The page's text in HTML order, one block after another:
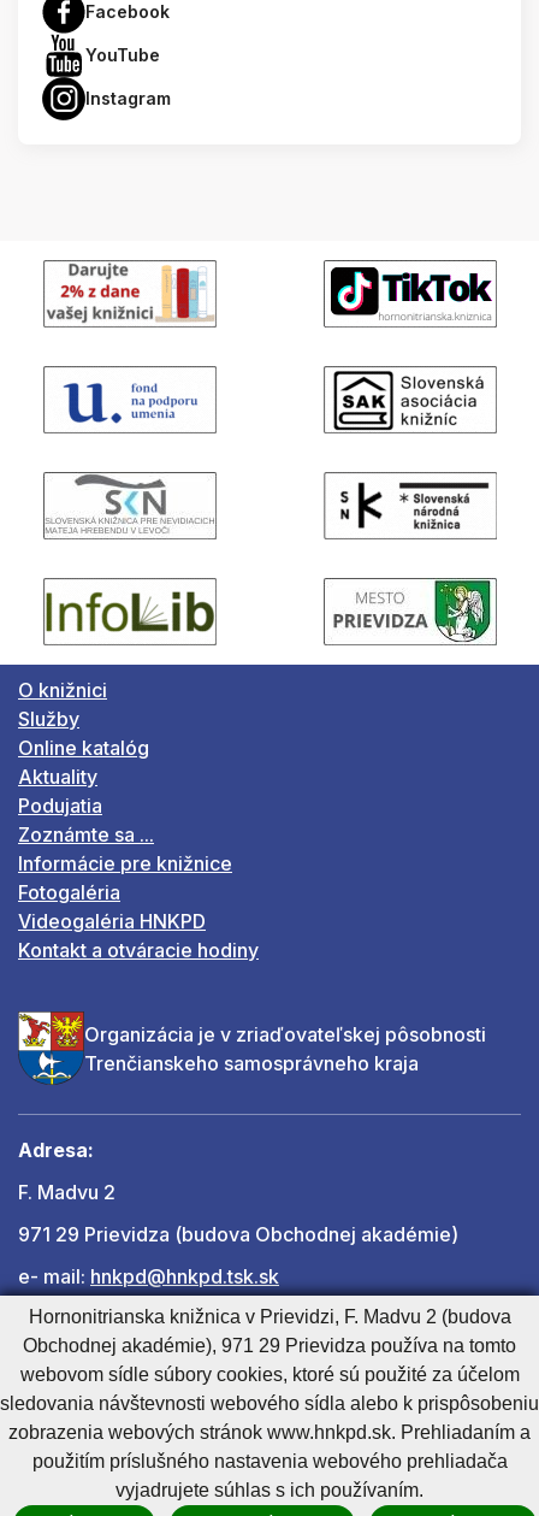
Facebook
YouTube
Instagram
O knižnici
Služby
Online katalóg
Aktuality
Podujatia
Zoznámte sa ...
Informácie pre knižnice
Fotogaléria
Videogaléria HNKPD
Kontakt a otváracie hodiny
Organizácia je v zriaďovateľskej pôsobnosti
Trenčianskeho samosprávneho kraja
Adresa:
F. Madvu 2
971 29 Prievidza (budova Obchodnej akadémie)
e- mail: hnkpd@hnkpd.tsk.sk
Ďalšie kontakty
Cookies nastavenieCookies - viac informáciíVyhlásenie o prístupnosti
Technický prevádzkovateľ
Správca obsahu
GenerujeCMS BUXUS
Hornonitrianska knižnica v Prievidzi, F. Madvu 2 (budova
Obchodnej akadémie), 971 29 Prievidza používa na tomto
webovom sídle súbory cookies, ktoré sú použité za účelom
sledovania návštevnosti webového sídla alebo k prispôsobeniu
zobrazenia webových stránok www.hnkpd.sk. Prehliadaním a
použitím príslušného nastavenia webového prehliadača
vyjadrujete súhlas s ich používaním.